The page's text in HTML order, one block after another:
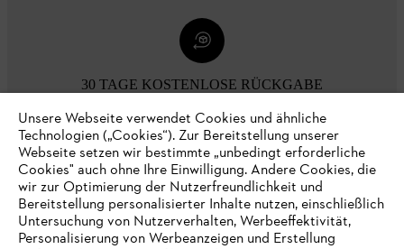
30 TAGE KOSTENLOSE RÜCKGABE
Zahlungsmöglichkeiten
Unsere Webseite verwendet Cookies und ähnliche
Technologien („Cookies“). Zur Bereitstellung unserer
Webseite setzen wir bestimmte „unbedingt erforderliche
Cookies" auch ohne Ihre Einwilligung. Andere Cookies, die
wir zur Optimierung der Nutzerfreundlichkeit und
Bereitstellung personalisierter Inhalte nutzen, einschließlich
Untersuchung von Nutzerverhalten, Werbeeffektivität,
Personalisierung von Werbeanzeigen und Erstellung